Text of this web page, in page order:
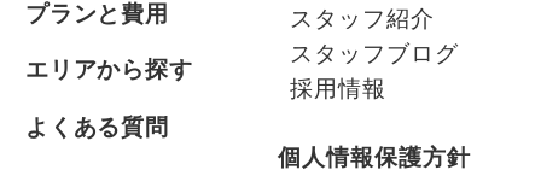
プランと費用
エリアから探す
よくある質問
スタッフ紹介
スタッフブログ
採用情報
個人情報保護方針